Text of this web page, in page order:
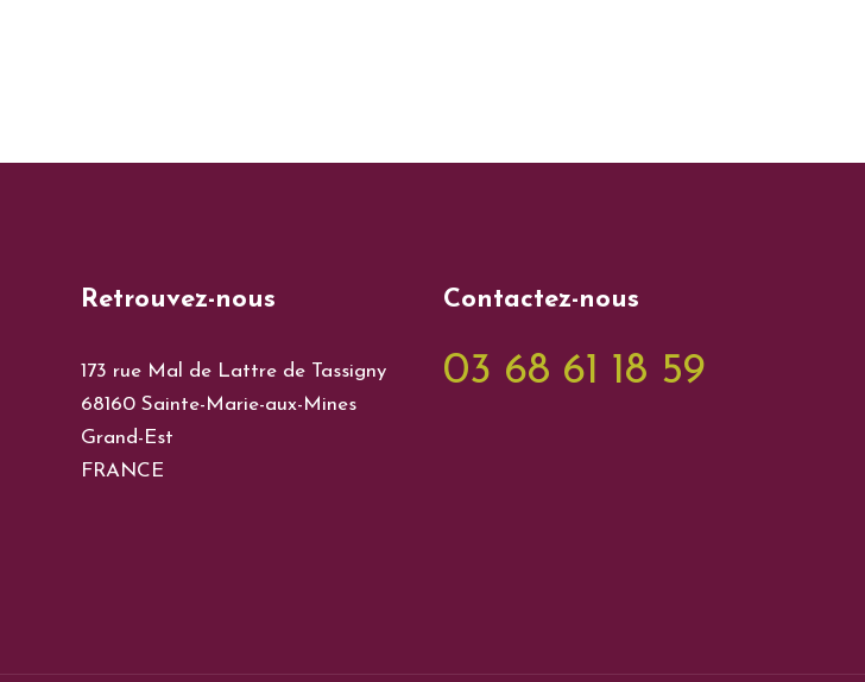
Retrouvez-nous
173 rue Mal de Lattre de Tassigny
68160 Sainte-Marie-aux-Mines
Grand-Est
FRANCE
Contactez-nous
03 68 61 18 59